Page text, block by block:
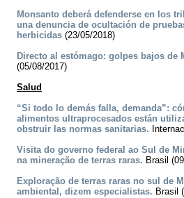
Monsanto deberá defenderse en los
una denuncia de ocultación de
herbicidas (23/05/2018)
Directo al estómago: golpes bajos de
(05/08/2017)
Salud
“Si todo lo demás falla, demanda”:
alimentos ultraprocesados están
obstruir las normas sanitarias.
Visita do governo federal ao Sul de
na mineração de terras raras. Brasil
Exploração de terras raras no sul de
ambiental, dizem especialistas. Brasil